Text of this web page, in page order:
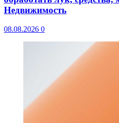
Недвижимость
08.08.2026 0